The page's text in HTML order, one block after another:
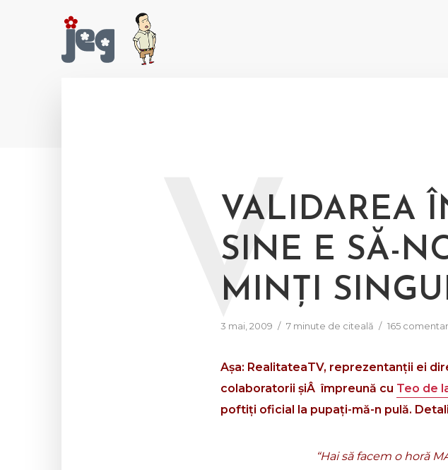
VALIDAREA
SINE E SĂ-
MINȚI
3 mai, 2009 7 minute de citeală 165
V
Așa: RealitateaTV, reprezentanții ei
colaboratorii șiÂ împreună cu Teo de
poftiți oficial la pupați-mă-n pulă.
“Hai să facem o horă